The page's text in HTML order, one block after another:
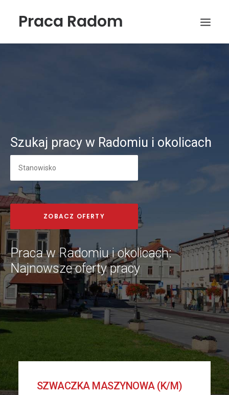
Praca Radom
Szukaj pracy w Radomiu i okolicach
Praca w Radomiu i okolicach:
Najnowsze oferty pracy
SZWACZKA MASZYNOWA (K/M)